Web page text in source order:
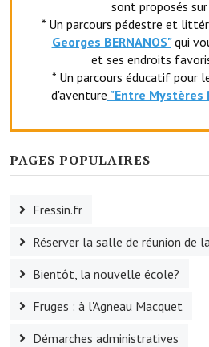
Le foyer rural
Le club de l'amitié
Le comité des fêtes
Le foyer de la Planquette
L'association des anciens sapeurs-
Village sportif
L'US Crequy Fressin
La société de chasse
sont proposés
* Un parcours pédestre et
Georges BERNANOS" qui
et ses endroits
* Un parcours éducatif pour
d'aventure "Entre Mystères
PAGES POPULAIRES
Fressin.fr
Réserver la salle de réunion de
Bientôt, la nouvelle école?
Fruges : à l'Agneau Macquet
Démarches administratives